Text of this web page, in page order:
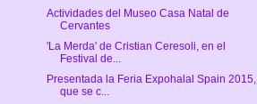
Actividades del Museo Casa Natal de
Cervantes
'La Merda' de Cristian Ceresoli, en el
Festival de...
Presentada la Feria Expohalal Spain 2015,
que se c...